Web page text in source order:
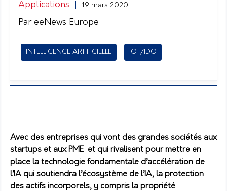
Applications 19 mars 2020
Par eeNews Europe
INTELLIGENCE ARTIFICIELLE IOT/IDO
Avec des entreprises qui vont des grandes sociétés aux
startups et aux PME et qui rivalisent pour mettre en
place la technologie fondamentale d’accélération de
l’IA qui soutiendra l’écosystème de l’IA, la protection
des actifs incorporels, y compris la propriété